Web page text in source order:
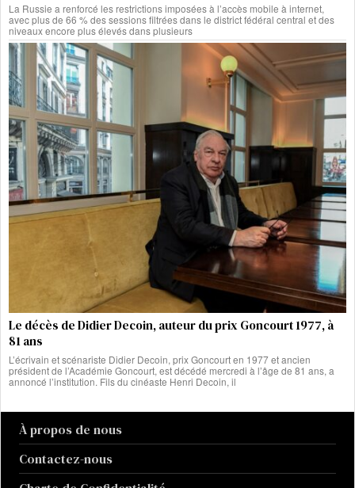
La Russie a renforcé les restrictions imposées à l’accès mobile à internet,
avec plus de 66 % des sessions filtrées dans le district fédéral central et des
niveaux encore plus élevés dans plusieurs
Le décès de Didier Decoin, auteur du prix Goncourt 1977, à
81 ans
L’écrivain et scénariste Didier Decoin, prix Goncourt en 1977 et ancien
président de l’Académie Goncourt, est décédé mercredi à l’âge de 81 ans, a
annoncé l’institution. Fils du cinéaste Henri Decoin, il
À propos de nous
Contactez-nous